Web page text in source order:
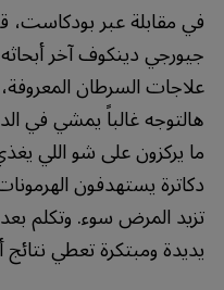
في مقابلة عبر بودكاست،
جيورجي دينكوف آخر
علاجات السرطان
هالتوجه غالباً يمشي في
ما يركزون على شو اللي
دكاترة يستهدفون
تزيد المرض سوء. وتكلم
يديدة ومبتكرة تعطي